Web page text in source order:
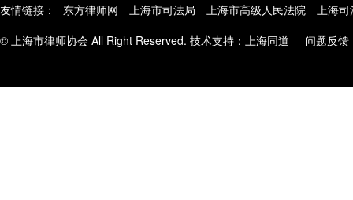
友情链接： 东方律师网 上海市司法局 上海市高级人民法院
上海
© 上海市律师协会 All Right Reserved. 技术支持： 上海同道 问题反馈